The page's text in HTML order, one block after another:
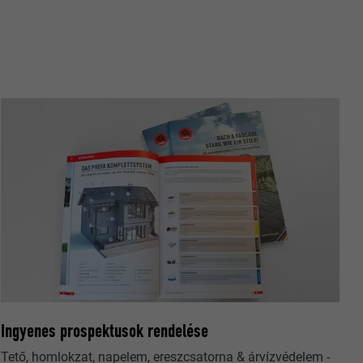
Ingyenes prospektusok rendelése
Tető, homlokzat, napelem, ereszcsatorna & árvízvédelem -
hogyan